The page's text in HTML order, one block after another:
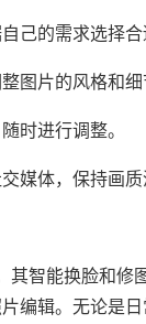
的需求选择合
片的风格和细
进行调整。
体，保持画质
智能换脸和修
编辑。无论是